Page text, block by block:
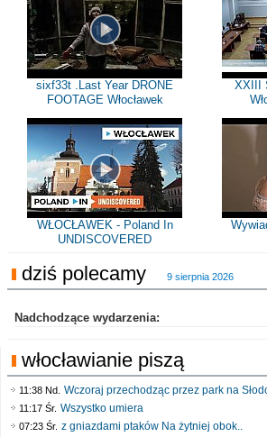
sixf33t .Last Year DRONE
FOOTAGE Włocławek
XXIII
WŁOCŁAWEK - Poland In
UNDISCOVERED
dziś polecamy 9 sierpnia 2026
Nadchodzące wydarzenia:
włocławianie piszą
11:38 Nd. Wczoraj przechodząc przez park na
11:17 Śr. Wszystko umiera
07:23 Śr. z gniazdami ptaków Na żytniej obok..